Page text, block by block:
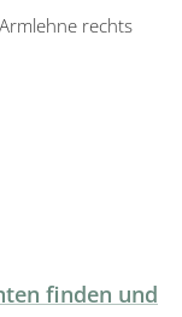
rechts
finden und